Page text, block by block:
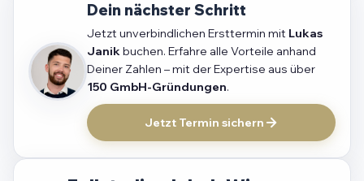
Dein nächster Schritt
Jetzt unverbindlichen Ersttermin mit Lukas
Janikbuchen. Erfahre alle Vorteile anhand
Deiner Zahlen – mit der Expertise aus über
150 GmbH-Gründungen.
Jetzt Termin sichern